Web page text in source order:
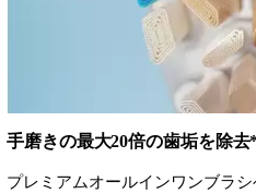
手磨きの最大20倍の歯垢を除去
プレミアムオールインワンブラ